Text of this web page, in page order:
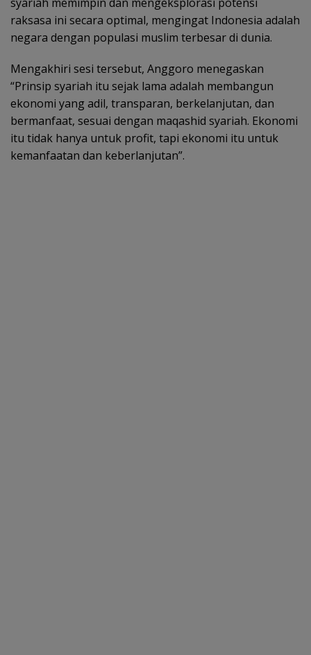
raksasa ini secara optimal, mengingat Indonesia adalah
negara dengan populasi muslim terbesar di dunia.
Mengakhiri sesi tersebut, Anggoro menegaskan
“Prinsip syariah itu sejak lama adalah membangun
ekonomi yang adil, transparan, berkelanjutan, dan
bermanfaat, sesuai dengan maqashid syariah. Ekonomi
itu tidak hanya untuk profit, tapi ekonomi itu untuk
kemanfaatan dan keberlanjutan”.